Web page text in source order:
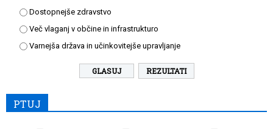
Dostopnejše zdravstvo
Več vlaganj v občine in infrastrukturo
Varnejša država in učinkovitejše upravljanje
REZULTATI
PTUJ